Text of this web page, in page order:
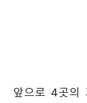
앞으로 4곳의